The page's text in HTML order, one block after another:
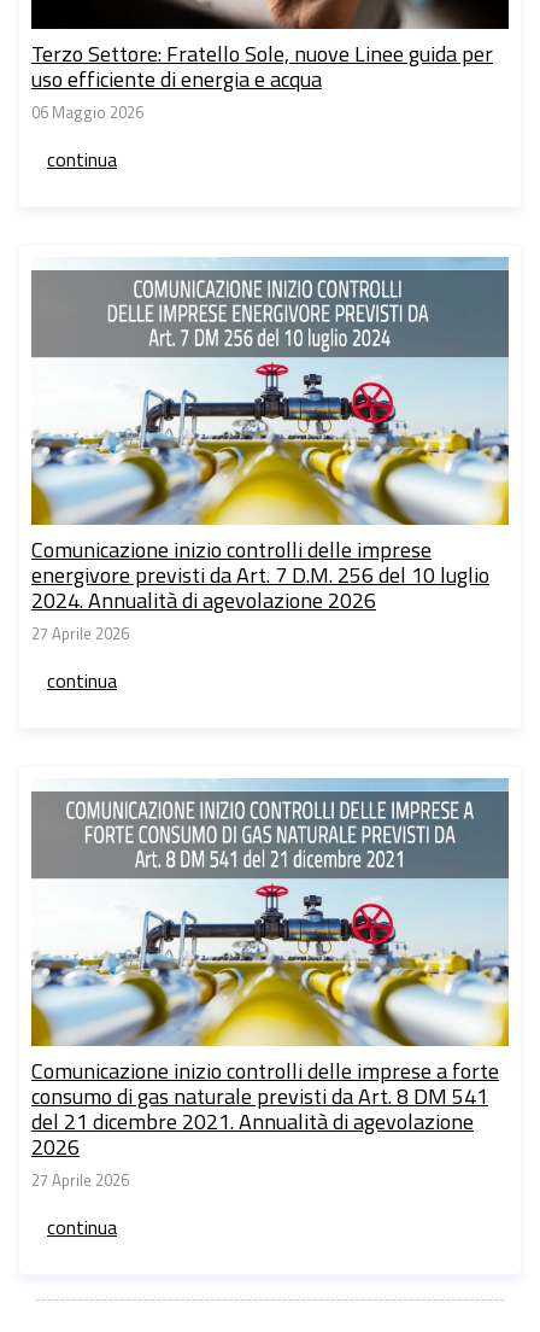
Terzo Settore: Fratello Sole, nuove Linee guida per
uso efficiente di energia e acqua
06 Maggio 2026
continua
Comunicazione inizio controlli delle imprese
energivore previsti da Art. 7 D.M. 256 del 10 luglio
2024. Annualità di agevolazione 2026
27 Aprile 2026
continua
Comunicazione inizio controlli delle imprese a forte
consumo di gas naturale previsti da Art. 8 DM 541
del 21 dicembre 2021. Annualità di agevolazione
2026
27 Aprile 2026
continua